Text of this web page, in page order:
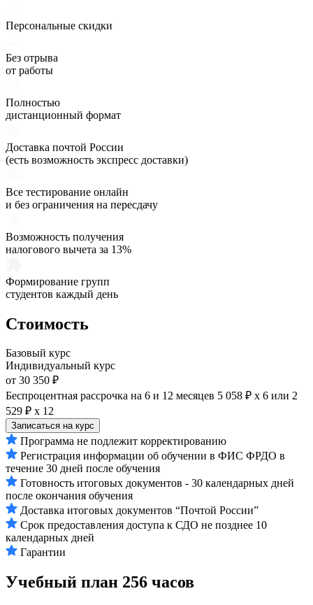
Персональные скидки
Без отрыва
от работы
Полностью
дистанционный формат
Доставка почтой России
(есть возможность экспресс доставки)
Все тестирование онлайн
и без ограничения на пересдачу
Возможность получения
налогового вычета за 13%
Формирование групп
студентов каждый день
Стоимость
Базовый курс
Индивидуальный курс
от 30 350 ₽
Беспроцентная рассрочка на 6 и 12 месяцев 5 058 ₽ х 6 или 2
529 ₽ х 12
Записаться на курс
Программа не подлежит корректированию
Регистрация информации об обучении в ФИС ФРДО в
течение 30 дней после обучения
Готовность итоговых документов - 30 календарных дней
после окончания обучения
Доставка итоговых документов “Почтой России”
Срок предоставления доступа к СДО не позднее 10
календарных дней
Гарантии
Учебный план 256 часов